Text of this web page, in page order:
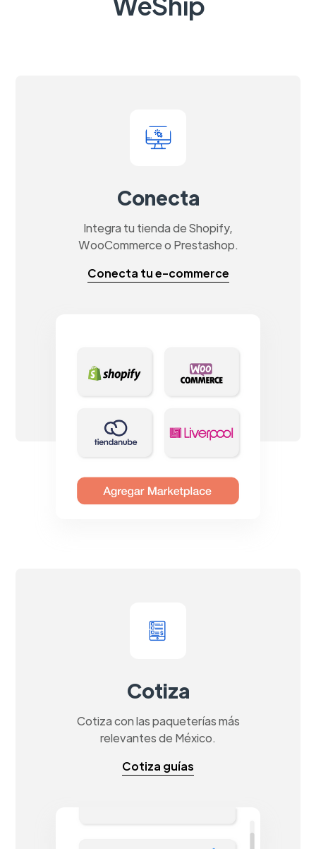
Conecta
Integra tu tienda de Shopify,
WooCommerce o Prestashop.
Conecta tu e-commerce
Cotiza
Cotiza con las paqueterías más
relevantes de México.
Cotiza guías